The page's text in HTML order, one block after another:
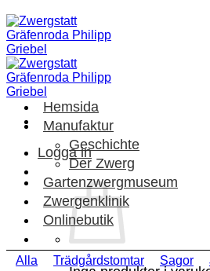
Skip
to
content
Logga in
Hemsida
Manufaktur
Geschichte
Der Zwerg
Gartenzwergmuseum
Zwergenklinik
Onlinebutik
Alla Trädgårdstomtar Sagor